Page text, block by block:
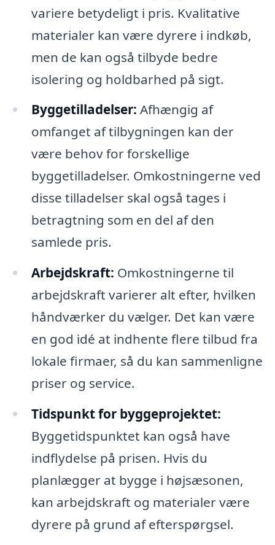
variere betydeligt i pris. Kvalitative
materialer kan være dyrere i indkøb,
men de kan også tilbyde bedre
isolering og holdbarhed på sigt.
Byggetilladelser: Afhængig af
omfanget af tilbygningen kan der
være behov for forskellige
byggetilladelser. Omkostningerne ved
disse tilladelser skal også tages i
betragtning som en del af den
samlede pris.
Arbejdskraft: Omkostningerne til
arbejdskraft varierer alt efter, hvilken
håndværker du vælger. Det kan være
en god idé at indhente flere tilbud fra
lokale firmaer, så du kan sammenligne
priser og service.
Tidspunkt for byggeprojektet:
Byggetidspunktet kan også have
indflydelse på prisen. Hvis du
planlægger at bygge i højsæsonen,
kan arbejdskraft og materialer være
dyrere på grund af efterspørgsel.